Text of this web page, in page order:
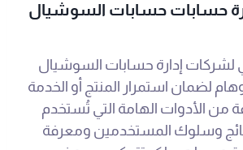
حسابات حسابات السوشيال
لشركات إدارة حسابات السوشيال
لضمان استمرار المنتج أو الخدمة
الأدوات الهامة التي تُستخدم
وسلوك المستخدمين ومعرفة